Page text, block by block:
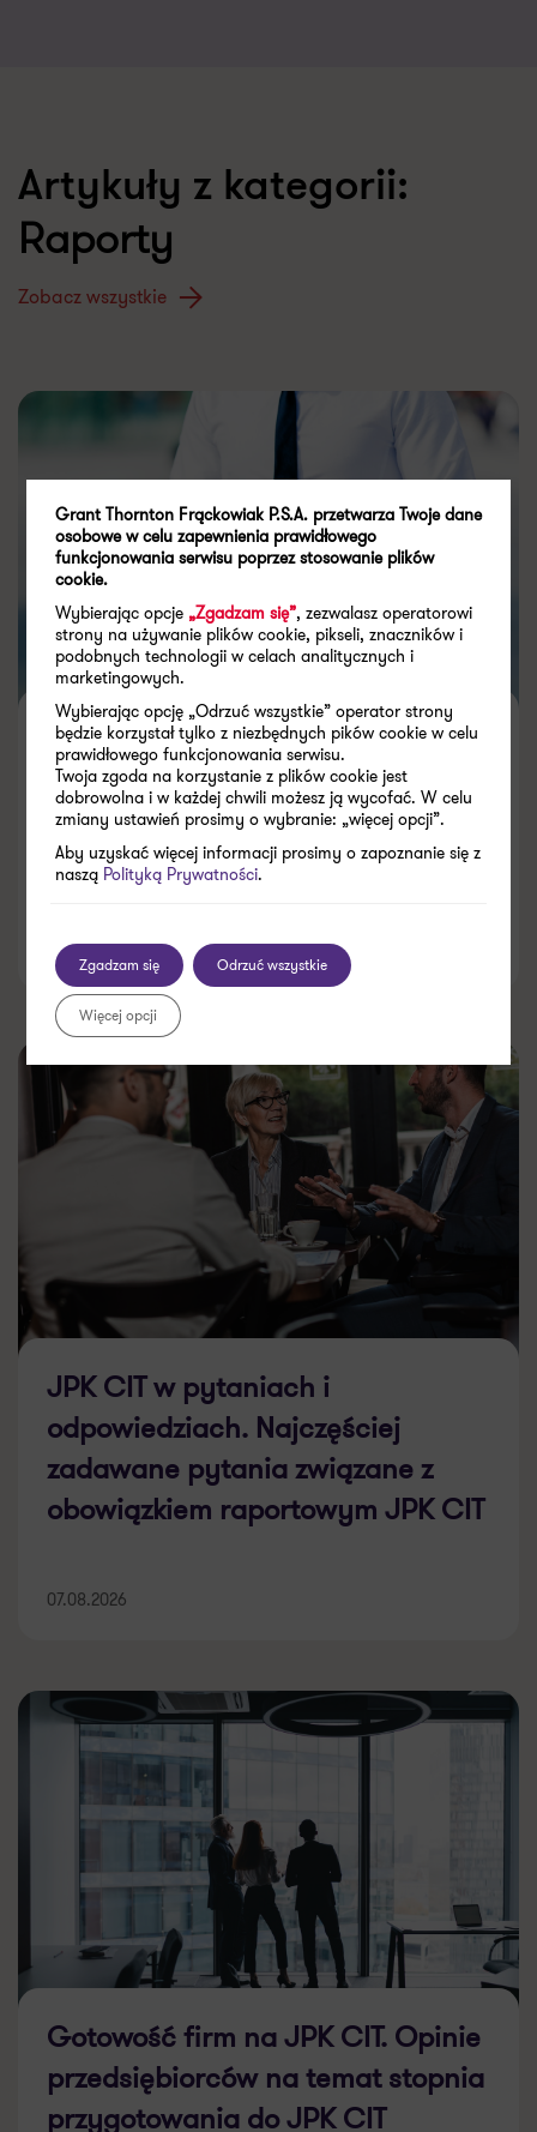
Artykuły z kategorii:
Raporty
Zobacz wszystkie
Pracodawcy w Polsce nadal
niechętni przejrzystości płac
07.08.2026
JPK CIT w pytaniach i
odpowiedziach. Najczęściej
zadawane pytania związane z
obowiązkiem raportowym JPK CIT
07.08.2026
Gotowość firm na JPK CIT. Opinie
przedsiębiorców na temat stopnia
przygotowania do JPK CIT
Grant Thornton Frąckowiak P.S.A. przetwarza Twoje dane
osobowe w celu zapewnienia prawidłowego
funkcjonowania serwisu poprzez stosowanie plików
cookie.
Wybierając opcje„Zgadzam się”, zezwalasz operatorowi
strony na używanie plików cookie, pikseli, znaczników i
podobnych technologii w celach analitycznych i
marketingowych.
Wybierając opcję „Odrzuć wszystkie” operator strony
będzie korzystał tylko z niezbędnych pików cookie w celu
prawidłowego funkcjonowania serwisu.
Twoja zgoda na korzystanie z plików cookie jest
dobrowolna i w każdej chwili możesz ją wycofać. W celu
zmiany ustawień prosimy o wybranie: „więcej opcji”.
Aby uzyskać więcej informacji prosimy o zapoznanie się z
naszą Polityką Prywatności.
Zgadzam się Odrzuć wszystkie
Więcej opcji